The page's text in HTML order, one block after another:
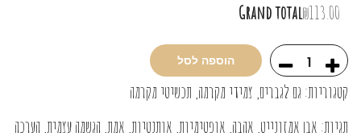
Grand total₪113.00
הוספה לסל
קטגוריות: גם לגברים צמידי מקרמה תכשיטי מקרמה
תגיות: אבן אמזונייט אהבה אופטימיות אותנטיות אמת הגשמה עצמית הערכה